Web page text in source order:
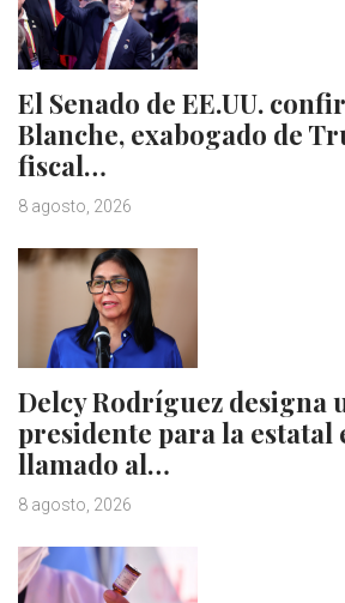
El Senado de EE.UU.
Blanche, exabogado de
fiscal…
8 agosto, 2026
Delcy Rodríguez designa
presidente para la estatal
llamado al…
8 agosto, 2026